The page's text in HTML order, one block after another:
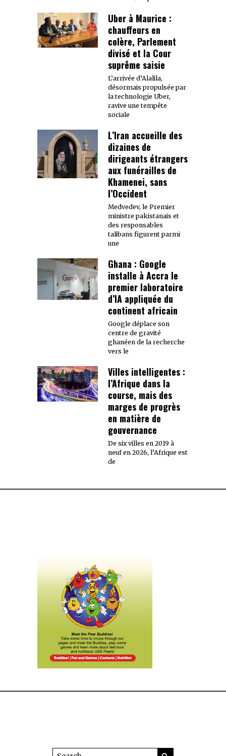
Uber à Maurice :
chauffeurs en
colère, Parlement
divisé et la Cour
suprême saisie
L’arrivée d’Alalila,
désormais propulsée par
la technologie Uber,
ravive une tempête
sociale
L’Iran accueille des
dizaines de
dirigeants étrangers
aux funérailles de
Khamenei, sans
l’Occident
Medvedev, le Premier
ministre pakistanais et
des responsables
talibans figurent parmi
une
Ghana : Google
installe à Accra le
premier laboratoire
d’IA appliquée du
continent africain
Google déplace son
centre de gravité
ghanéen de la recherche
vers le
Villes intelligentes :
l’Afrique dans la
course, mais des
marges de progrès
en matière de
gouvernance
De six villes en 2019 à
neuf en 2026, l’Afrique est
de